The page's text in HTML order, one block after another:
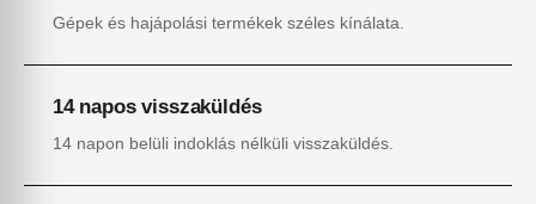
Gépek és hajápolási termékek széles kínálata.
14 napos visszaküldés
14 napon belüli indoklás nélküli visszaküldés.